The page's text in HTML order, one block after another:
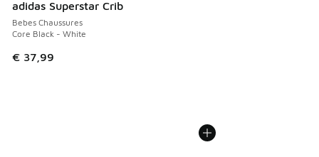
adidas Superstar Crib
Bebes Chaussures
Core Black - White
€ 37,99